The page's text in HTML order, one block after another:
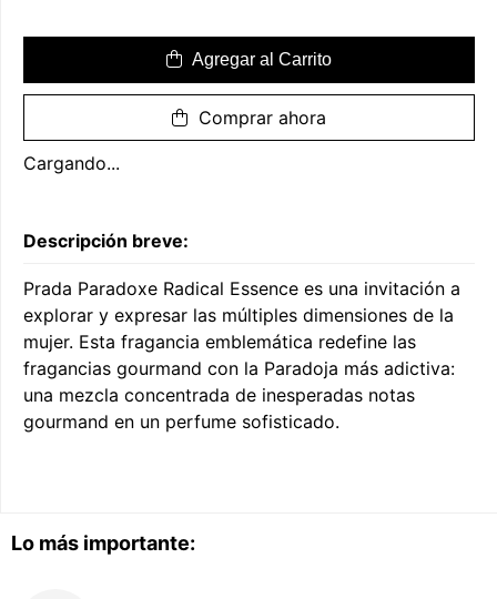
Lo más importante:
Agregar al Carrito
Comprar ahora
Cargando...
Descripción breve:
Prada Paradoxe Radical Essence es una invitación a
explorar y expresar las múltiples dimensiones de la
mujer. Esta fragancia emblemática redefine las
fragancias gourmand con la Paradoja más adictiva:
una mezcla concentrada de inesperadas notas
gourmand en un perfume sofisticado.